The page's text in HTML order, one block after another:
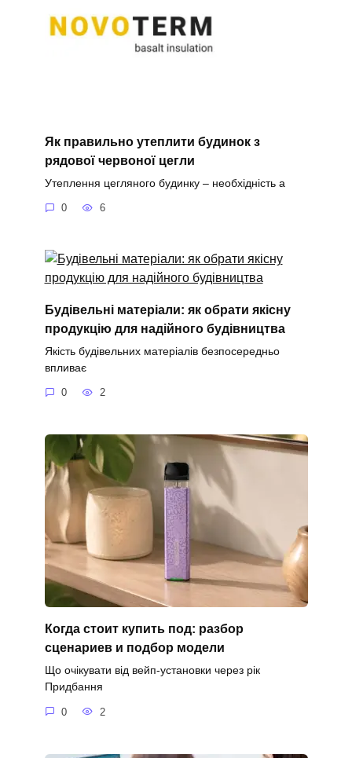
Як правильно утеплити будинок з
рядової червоної цегли
Утеплення цегляного будинку – необхідність а
0 6
Будівельні матеріали: як обрати якісну
продукцію для надійного будівництва
Якість будівельних матеріалів безпосередньо
впливає
0 2
Когда стоит купить под: разбор
сценариев и подбор модели
Що очікувати від вейп-установки через рік
Придбання
0 2